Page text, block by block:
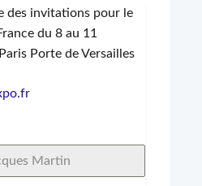
des invitations pour le
du 8 au 11
Porte de Versailles